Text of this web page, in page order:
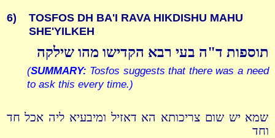
6)
TOSFOS DH BA'I RAVA HIKDISHU MAHU
SHE'YILKEH
תוספות ד"ה בעי רבא הקדישו מהו שילקה
(SUMMARY: Tosfos suggests that there was a need
to ask this every time.)
שמא יש שום צריכותא הא דאזיל ומיבעיא ליה אכל חד
וחד